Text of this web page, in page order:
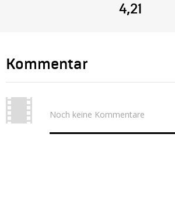
4,21
Kommentar
Noch keine Kommentare